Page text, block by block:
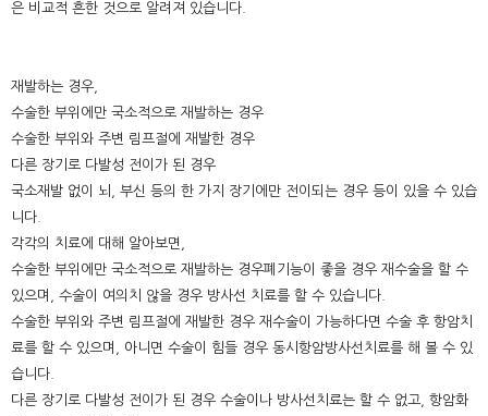
은 비교적 흔한 것으로 알려져 있습니다.
재발하는 경우,
수술한 부위에만 국소적으로 재발하는 경우
수술한 부위와 주변 림프절에 재발한 경우
다른 장기로 다발성 전이가 된 경우
국소재발 없이 뇌, 부신 등의 한 가지 장기에만 전이되는 경우 등이 있을 수 있습
니다.
각각의 치료에 대해 알아보면,
수술한 부위에만 국소적으로 재발하는 경우폐기능이 좋을 경우 재수술을 할 수
있으며, 수술이 여의치 않을 경우 방사선 치료를 할 수 있습니다.
수술한 부위와 주변 림프절에 재발한 경우 재수술이 가능하다면 수술 후 항암치
료를 할 수 있으며, 아니면 수술이 힘들 경우 동시항암방사선치료를 해 볼 수 있
습니다.
다른 장기로 다발성 전이가 된 경우 수술이나 방사선치료는 할 수 없고, 항암화